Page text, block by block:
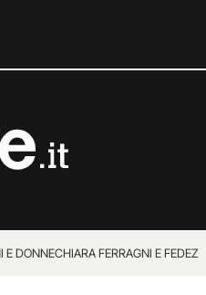
E DONNECHIARA FERRAGNI E FEDEZ